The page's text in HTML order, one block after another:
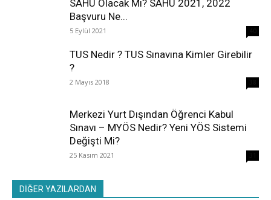
SAHU Olacak Mı? SAHU 2021, 2022
Başvuru Ne...
5 Eylül 2021
TUS Nedir ? TUS Sınavına Kimler Girebilir
?
2 Mayıs 2018
Merkezi Yurt Dışından Öğrenci Kabul
Sınavı – MYÖS Nedir? Yeni YÖS Sistemi
Değişti Mi?
25 Kasım 2021
DİĞER YAZILARDAN